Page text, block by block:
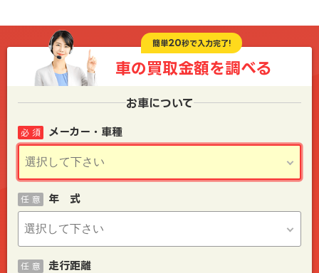
簡単20秒で入力完了!
車の買取金額を調べる
お車について
メーカー・車種
必 須
年 式
任 意
走行距離
任 意